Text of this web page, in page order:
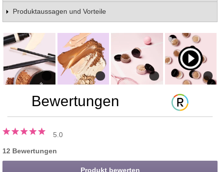
Produktaussagen und Vorteile
Bewertungen
5.0
12 Bewertungen
Produkt bewerten